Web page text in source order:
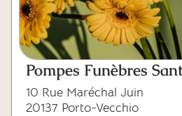
Pompes Funèbres
10 Rue Maréchal Juin
20137 Porto-Vecchio